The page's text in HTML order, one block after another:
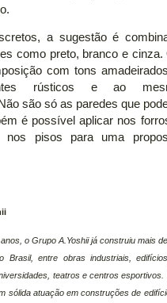
a sugestão é
como preto, branco e cinza.
com tons
rústicos e ao
são só as paredes que
é possível aplicar nos
pisos para uma
o Grupo A.Yoshii já construiu mais
Brasil, entre obras industriais,
teatros e centros esportivos.
sólida atuação em construções de